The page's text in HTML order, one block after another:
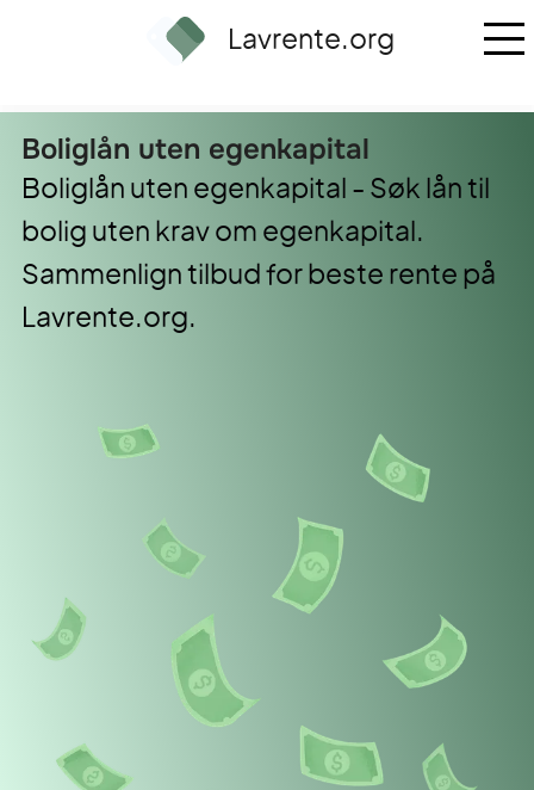
Lavrente.org
boliglån uten egenkapital
Boliglån uten egenkapital - Søk lån til
bolig uten krav om egenkapital.
Sammenlign tilbud for beste rente på
Lavrente.org.